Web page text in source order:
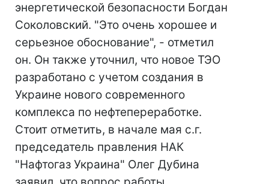
энергетической безопасности Богдан
Соколовский. "Это очень хорошее и
серьезное обоснование", - отметил
он. Он также уточнил, что новое ТЭО
разработано с учетом создания в
Украине нового современного
комплекса по нефтепереработке.
Стоит отметить, в начале мая с.г.
председатель правления НАК
"Нафтогаз Украина" Олег Дубина